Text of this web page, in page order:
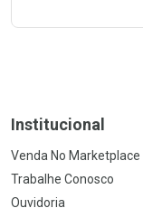
Institucional
Venda No Marketplace
Trabalhe Conosco
Ouvidoria